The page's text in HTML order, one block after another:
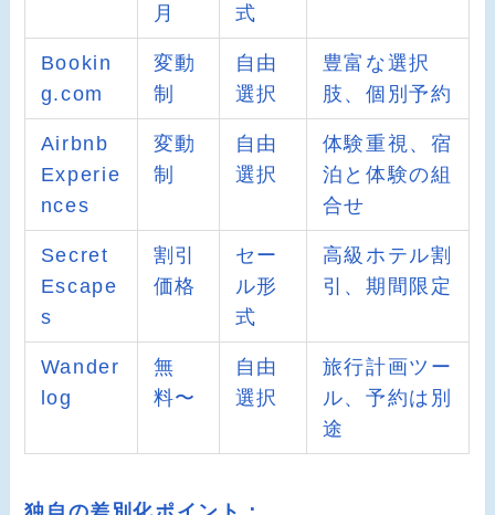
月
式
Bookin
g.com
変動
制
自由
選択
豊富な選択
肢、個別予約
Airbnb
Experie
nces
変動
制
自由
選択
体験重視、宿
泊と体験の組
合せ
Secret
Escape
s
割引
価格
セー
ル形
式
高級ホテル割
引、期間限定
Wander
log
無
料〜
自由
選択
旅行計画ツー
ル、予約は別
途